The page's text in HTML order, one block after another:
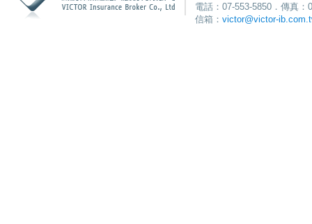
電話：07-553-5850．傳真
信箱： victor@victor-